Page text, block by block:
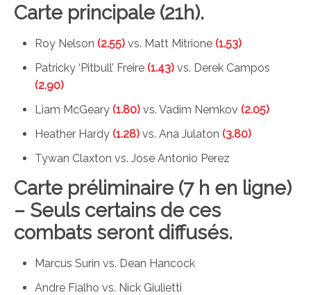
Carte principale (21h).
Roy Nelson (2.55) vs. Matt Mitrione (1.53)
Patricky ‘Pitbull’ Freire (1.43) vs. Derek Campos
(2.90)
Liam McGeary (1.80) vs. Vadim Nemkov (2.05)
Heather Hardy (1.28) vs. Ana Julaton (3.80)
Tywan Claxton vs. Jose Antonio Perez
Carte préliminaire (7 h en ligne)
– Seuls certains de ces
combats seront diffusés.
Marcus Surin vs. Dean Hancock
Andre Fialho vs. Nick Giulietti